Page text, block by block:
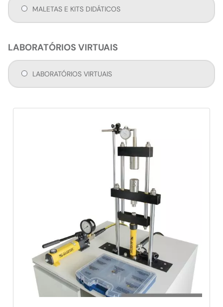
MALETAS E KITS DIDÁTICOS
LABORATÓRIOS VIRTUAIS
LABORATÓRIOS VIRTUAIS